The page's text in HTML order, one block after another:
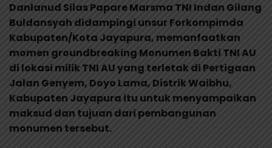
Danlanud Silas Papare Marsma TNI Indan Gilang
Buldansyah didampingi unsur Forkompimda
Kabupaten/Kota Jayapura, memanfaatkan
momen groundbreaking Monumen Bakti TNI AU
di lokasi milik TNI AU yang terletak di Pertigaan
Jalan Genyem, Doyo Lama, Distrik Waibhu,
Kabupaten Jayapura itu untuk menyampaikan
maksud dan tujuan dari pembangunan
monumen tersebut.